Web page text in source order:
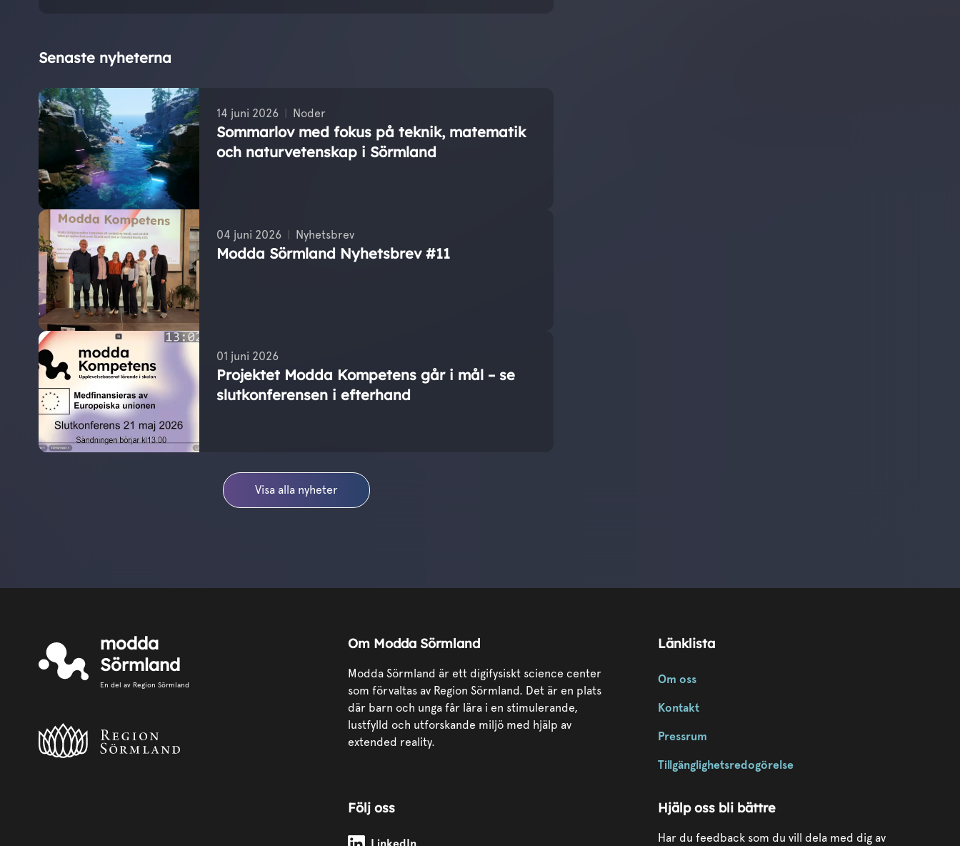
Senaste nyheterna
14 juni 2026 Noder
Sommarlov med fokus på teknik, matematik
och naturvetenskap i Sörmland
04 juni 2026 Nyhetsbrev
Modda Sörmland Nyhetsbrev #11
01 juni 2026
Projektet Modda Kompetens går i mål – se
slutkonferensen i efterhand
Visa alla nyheter
modda
Sörmland
En del av Region Sörmland
Om Modda Sörmland
Modda Sörmland är ett digifysiskt science center
som förvaltas av Region Sörmland. Det är en plats
där barn och unga får lära i en stimulerande,
lustfylld och utforskande miljö med hjälp av
extended reality.
Länklista
Om oss
Kontakt
Pressrum
Tillgänglighetsredogörelse
Följ oss
Modda Sörmland på
Hjälp oss bli bättre
Har du feedback som du vill dela med dig av